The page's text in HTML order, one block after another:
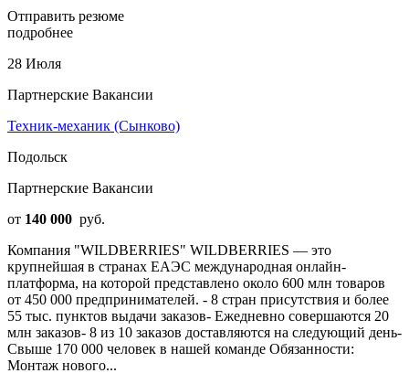
Отправить резюме
подробнее
28 Июля
Партнерские Вакансии
Техник-механик (Сынково)
Подольск
Партнерские Вакансии
от 140 000 руб.
Компания "WILDBERRIES" WILDBERRIES — это
крупнейшая в странах ЕАЭС международная онлайн-
платформа, на которой представлено около 600 млн товаров
от 450 000 предпринимателей. - 8 стран присутствия и более
55 тыс. пунктов выдачи заказов- Ежедневно совершаются 20
млн заказов- 8 из 10 заказов доставляются на следующий день-
Свыше 170 000 человек в нашей команде Обязанности:
Монтаж нового...